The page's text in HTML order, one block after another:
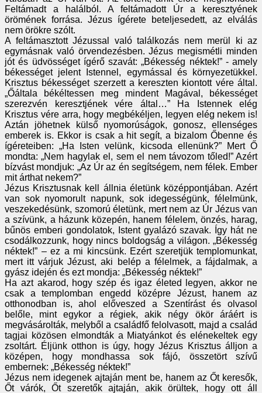
Feltámadt a halálból. A feltámadott Úr a keresztyének
örömének forrása. Jézus ígérete beteljesedett, az elválás
nem örökre szólt.
A feltámasztott Jézussal való találkozás nem merül ki az
egymásnak való örvendezésben. Jézus megismétli minden
jót és üdvösséget ígérő szavát: „Békesség néktek!” - amely
békességet jelent Istennel, egymással és környezetükkel.
Krisztus békességet szerzett a kereszten kiontott vére által.
„Őáltala békéltessen meg mindent Magával, békességet
szerezvén keresztjének vére által…” Ha Istennek elég
Krisztus vére arra, hogy megbékéljen, legyen elég nekem is!
Aztán jöhetnek külső nyomorúságok, gonosz, ellenséges
emberek is. Ekkor is csak a hit segít, a bizalom Őbenne és
ígéreteiben: „Ha Isten velünk, kicsoda ellenünk?” Mert Ő
mondta: „Nem hagylak el, sem el nem távozom tőled!” Azért
bízvást mondjuk: „Az Úr az én segítségem, nem félek. Ember
mit árthat nekem?”
Jézus Krisztusnak kell állnia életünk középpontjában. Azért
van sok nyomorult napunk, sok idegességünk, félelmünk,
veszekedésünk, szomorú életünk, mert nem az Úr Jézus van
a szívünk, a házunk közepén, hanem félelem, önzés, harag,
bűnös emberi gondolatok, Istent gyalázó szavak. Így hát ne
csodálkozzunk, hogy nincs boldogság a világon. „Békesség
néktek!” – ez a mi kincsünk. Ezért szeretjük templomunkat,
mert itt várjuk Jézust, aki belép a félelmek, a fájdalmak, a
gyász idején és ezt mondja: „Békesség néktek!”
Ha azt akarod, hogy szép és igaz életed legyen, akkor ne
csak a templomban engedd középre Jézust, hanem az
otthonodban is, ahol előveszed a Szentírást és olvasol
belőle, mint egykor a régiek, akik négy ökör áráért is
megvásárolták, melyből a családfő felolvasott, majd a család
tagjai közösen elmondták a Miatyánkot és elénekeltek egy
zsoltárt. Éljünk otthon is úgy, hogy Jézus Krisztus álljon a
középen, hogy mondhassa sok fájó, összetört szívű
embernek: „Békesség néktek!”
Jézus nem idegenek ajtaján ment be, hanem az Őt keresők,
Őt várók, Őt szeretők ajtaján, akik örültek, hogy ott áll